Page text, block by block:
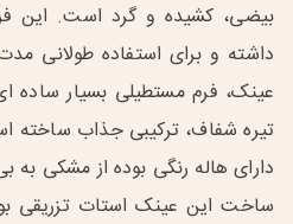
بیضی، کشیده و گرد است. این
داشته و برای استفاده طولانی
عینک، فرم مستطیلی بسیار ساده
تیره شفاف، ترکیبی جذاب ساخته
دارای هاله رنگی بوده از مشکی به